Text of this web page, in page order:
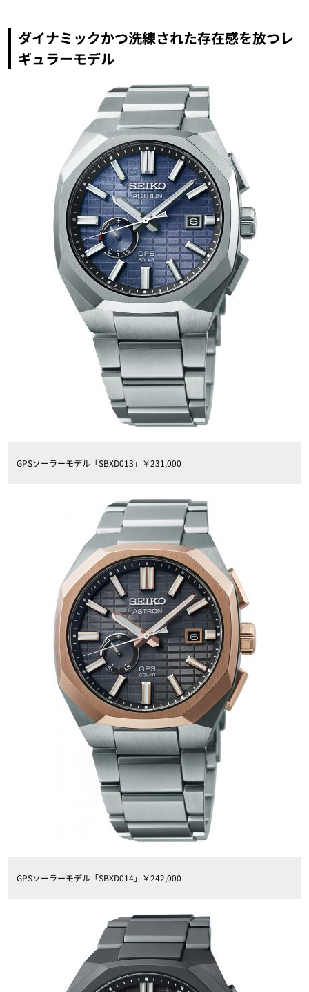
ダイナミックかつ洗練された存在感を放つレ
ギュラーモデル
GPSソーラーモデル「SBXD013」￥231,000
GPSソーラーモデル「SBXD014」￥242,000